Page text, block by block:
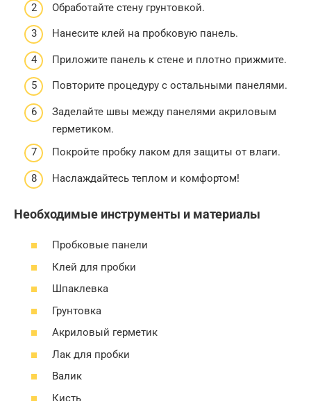
Обработайте стену грунтовкой.
Нанесите клей на пробковую панель.
Приложите панель к стене и плотно прижмите.
Повторите процедуру с остальными панелями.
Заделайте швы между панелями акриловым
герметиком.
Покройте пробку лаком для защиты от влаги.
Наслаждайтесь теплом и комфортом!
Необходимые инструменты и материалы
Пробковые панели
Клей для пробки
Шпаклевка
Грунтовка
Акриловый герметик
Лак для пробки
Валик
Кисть